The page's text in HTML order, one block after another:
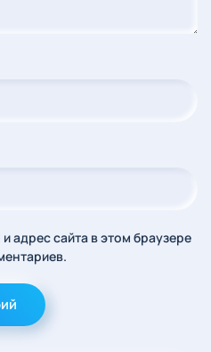
адрес сайта в этом браузере